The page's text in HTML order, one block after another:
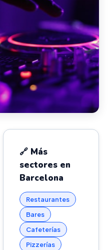
🔗 Más
sectores en
Barcelona
Restaurantes
Bares
Cafeterías
Pizzerías